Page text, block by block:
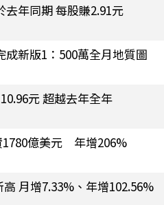
年同期 每股賺2.91元
成新版1：500萬全月地質圖
元 超越去年全年
1780億美元 年增206%
月增7.33%、年增102.56%